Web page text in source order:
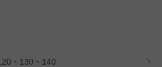
、130、140